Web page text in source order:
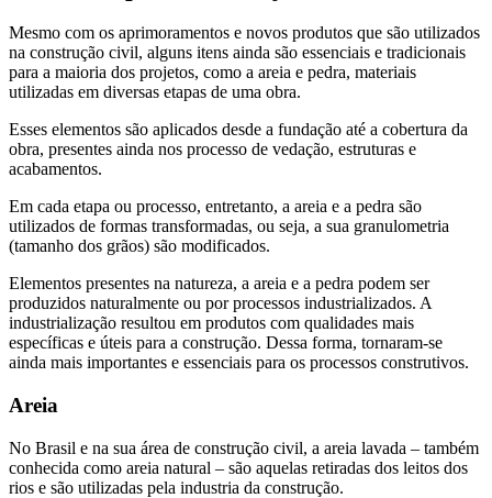
Mesmo com os aprimoramentos e novos produtos que são utilizados
na construção civil, alguns itens ainda são essenciais e tradicionais
para a maioria dos projetos, como a areia e pedra, materiais
utilizadas em diversas etapas de uma obra.
Esses elementos são aplicados desde a fundação até a cobertura da
obra, presentes ainda nos processo de vedação, estruturas e
acabamentos.
Em cada etapa ou processo, entretanto, a areia e a pedra são
utilizados de formas transformadas, ou seja, a sua granulometria
(tamanho dos grãos) são modificados.
Elementos presentes na natureza, a areia e a pedra podem ser
produzidos naturalmente ou por processos industrializados. A
industrialização resultou em produtos com qualidades mais
específicas e úteis para a construção. Dessa forma, tornaram-se
ainda mais importantes e essenciais para os processos construtivos.
Areia
No Brasil e na sua área de construção civil, a areia lavada – também
conhecida como areia natural – são aquelas retiradas dos leitos dos
rios e são utilizadas pela industria da construção.